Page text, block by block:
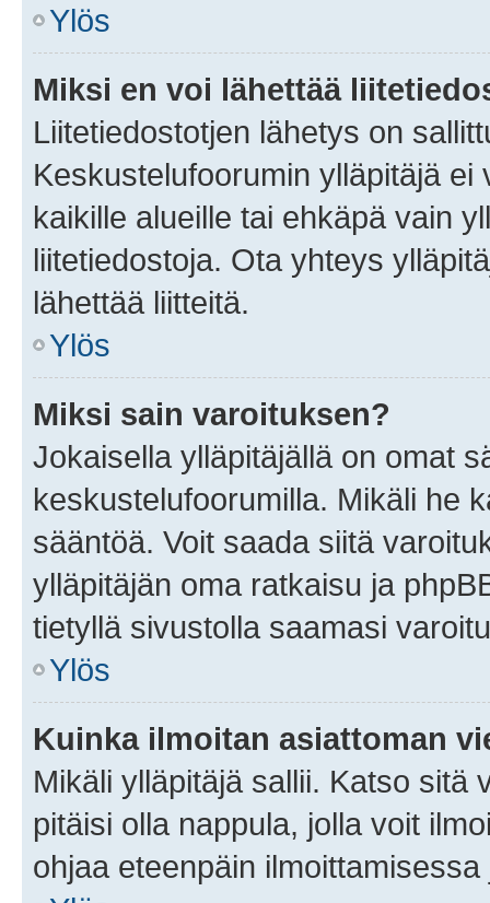
Ylös
Miksi en voi lähettää
Liitetiedostotjen lähetys on
Keskustelufoorumin ylläpitäjä
kaikille alueille tai ehkäpä vain
liitetiedostoja. Ota yhteys
lähettää liitteitä.
Ylös
Miksi sain varoituksen?
Jokaisella ylläpitäjällä on omat
keskustelufoorumilla. Mikäli he
sääntöä. Voit saada siitä
ylläpitäjän oma ratkaisu ja
tietyllä sivustolla saamasi
Ylös
Kuinka ilmoitan asiattoman
Mikäli ylläpitäjä sallii. Katso sitä
pitäisi olla nappula, jolla voit
ohjaa eteenpäin